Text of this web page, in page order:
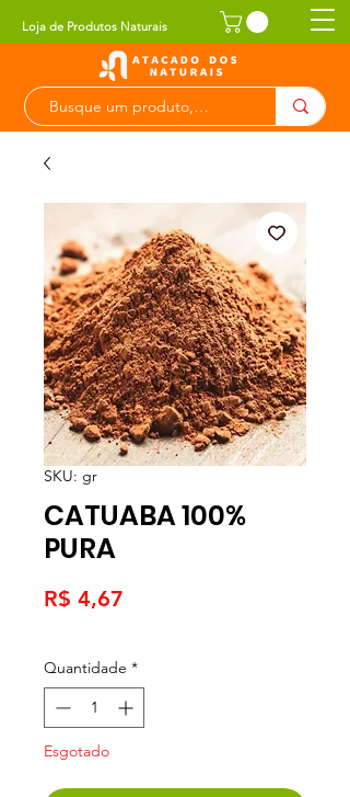
Loja de Produtos Naturais
SKU: gr
CATUABA 100%
PURA
R$ 4,67
Quantidade *
Esgotado